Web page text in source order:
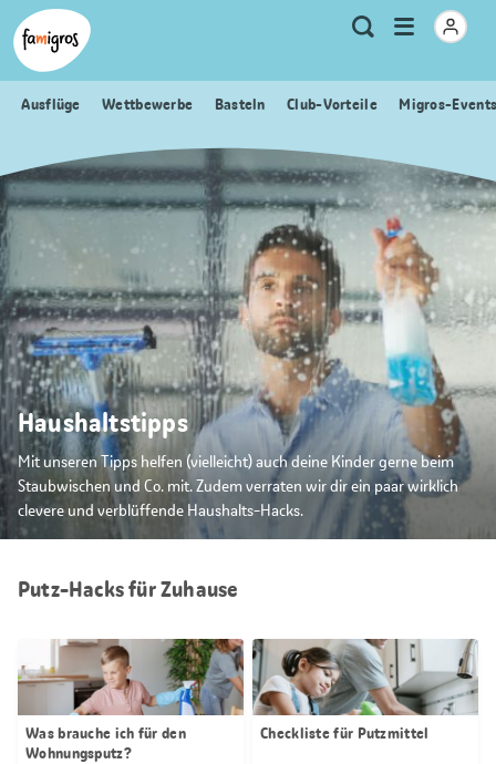
Sprungmarken
Navigation
Header
Logo
Meta
Navigation
Suche
Menu
öffnen
Ausflüge Wettbewerbe Basteln Club-Vorteile Migros-
Haushaltstipps
Mit unseren Tipps helfen (vielleicht) auch deine Kinder gerne beim
Staubwischen und Co. mit. Zudem verraten wir dir ein paar wirklich
clevere und verblüffende Haushalts-Hacks.
Putz-Hacks für Zuhause
Was brauche ich für den
Wohnungsputz?
Checkliste für Putzmittel